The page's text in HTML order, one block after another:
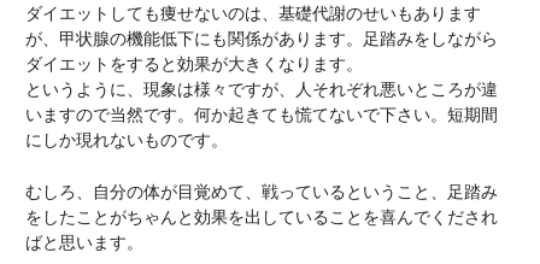
ダイエットしても痩せないのは、基礎代謝のせいもあります
が、甲状腺の機能低下にも関係があります。足踏みをしながら
ダイエットをすると効果が大きくなります。
というように、現象は様々ですが、人それぞれ悪いところが違
いますので当然です。何か起きても慌てないで下さい。短期間
にしか現れないものです。
むしろ、自分の体が目覚めて、戦っているということ、足踏み
をしたことがちゃんと効果を出していることを喜んでくだされ
ばと思います。